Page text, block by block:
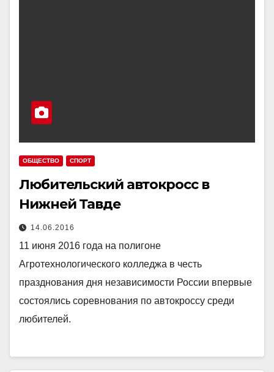
ОБЩЕСТВО СПОРТ
Любительский автокросс в
Нижней Тавде
14.06.2016
11 июня 2016 года на полигоне
Агротехнологического колледжа в честь
празднования дня независимости России впервые
состоялись соревнования по автокроссу среди
любителей.